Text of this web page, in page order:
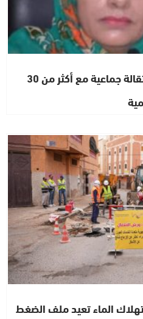
زلزال سياسي بالعيون… استقالة جماعية مع أكثر من 30
الماء تعيد ملف الضغط